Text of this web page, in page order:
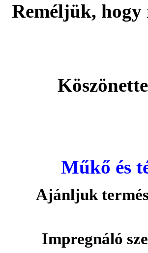
Reméljük, hogy
Műkő és
Ajánljuk
Impregnáló